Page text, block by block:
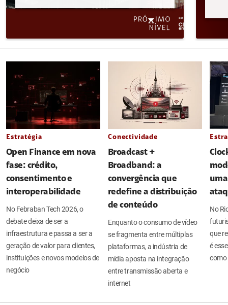
Estratégia
Open Finance em nova
fase: crédito,
consentimento e
interoperabilidade
No Febraban Tech 2026, o
debate deixa de ser a
infraestrutura e passa a ser a
geração de valor para clientes,
instituições e novos modelos de
negócio
Conectividade
Broadcast +
Broadband: a
convergência que
redefine a distribuição
de conteúdo
Enquanto o consumo de vídeo
se fragmenta entre múltiplas
plataformas, a indústria de
mídia aposta na integração
entre transmissão aberta e
internet
No
que
é
como